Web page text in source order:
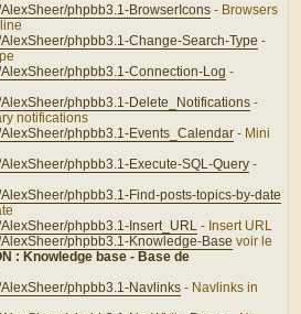
phpbb3.1-BrowserIcons - Browsers
phpbb3.1-Change-Search-Type -
phpbb3.1-Connection-Log -
phpbb3.1-Delete_Notifications -
notifications
phpbb3.1-Events_Calendar - Mini
phpbb3.1-Execute-SQL-Query -
phpbb3.1-Find-posts-topics-by-date
phpbb3.1-Insert_URL - Insert URL
phpbb3.1-Knowledge-Base voir le
: Knowledge base - Base de
phpbb3.1-Navlinks - Navlinks in